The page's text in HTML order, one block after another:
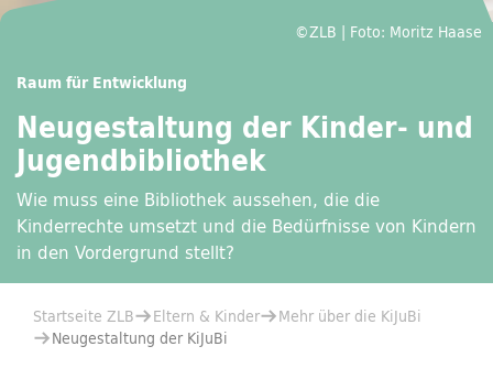
©ZLB | Foto: Moritz Haase
Raum für Entwicklung
Neugestaltung der Kinder- und
Jugendbibliothek
Wie muss eine Bibliothek aussehen, die die
Kinderrechte umsetzt und die Bedürfnisse von Kindern
in den Vordergrund stellt?
Sie befinden sich hier:
Startseite ZLB Eltern & Kinder
Mehr über die KiJuBi
Neugestaltung der KiJuBi